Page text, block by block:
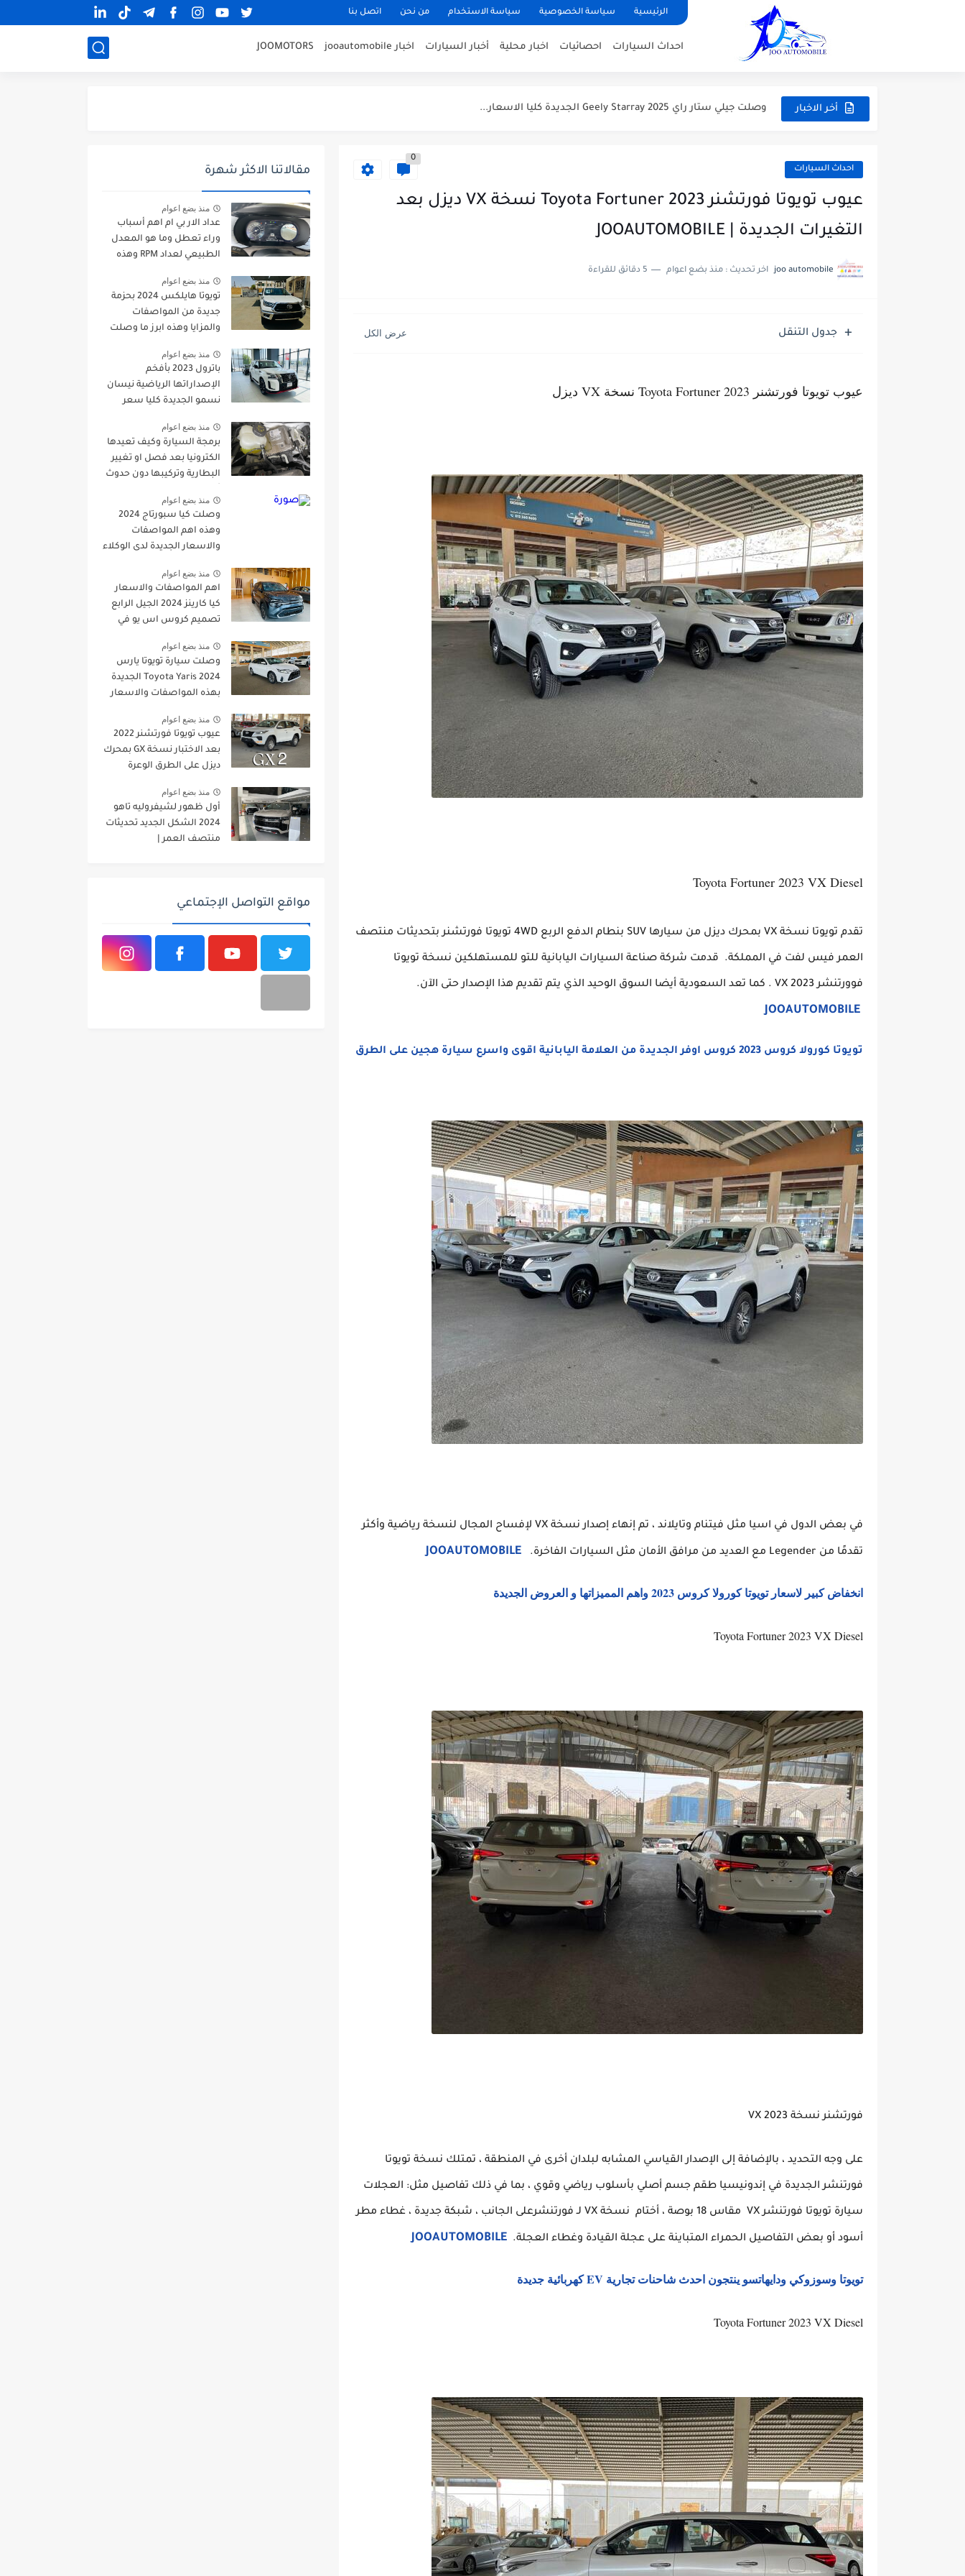
الرئيسية سياسة الخصوصية سياسة الاستخدام من نحن اتصل بنا
احداث السيارات احصائيات اخبار محلية أخبار السيارات اخبار jooautomobile JOOMOTORS
أخر الاخبار
سيارة سيدان جيلي امجراند 2026 Geely Emgrand اخر التحديثات بالاسعار...
فورد ايفرست 2025 Ford Everest الجديدة مع اهم الاختلافات والاسعار
سيارة جيلي جيومتري سي Geely Geometry C 2025 بالاسعار والمواصفات
جيلي توجيلا 2025 سيارة SUV بتصيم كوبية ونظام دفع رباعي...
سعر ومواصفات سيتروين C3 إيركروس 2025 السيارة العائلية كروس اوفر
احداث السيارات
0
عيوب تويوتا فورتشنر 2023 Toyota Fortuner نسخة VX ديزل بعد
التغيرات الجديدة | JOOAUTOMOBILE
joo automobile اخر تحديث : منذ بضع اعوام 5 دقائق للقراءة
جدول التنقل
عيوب تويوتا فورتشنر 2023 Toyota Fortuner نسخة VX ديزل
Toyota Fortuner 2023 VX Diesel
تقدم تويوتا نسخة VX بمحرك ديزل من سيارها SUV بنطام الدفع الربع 4WD تويوتا فورتشنر بتحديثات منتصف
العمر فيس لفت في المملكة. قدمت شركة صناعة السيارات اليابانية للتو للمستهلكين نسخة تويوتا
فوورتنشر VX 2023 . كما تعد السعودية أيضا السوق الوحيد الذي يتم تقديم هذا الإصدار حتى الآن.
JOOAUTOMOBILE
تويوتا كورولا كروس 2023 كروس اوفر الجديدة من العلامة اليابانية اقوى واسرع سيارة هجين على الطرق
في بعض الدول في اسيا مثل فيتنام وتايلاند ، تم إنهاء إصدار نسخة VX لإفساح المجال لنسخة رياضية وأكثر
تقدمًا من Legender مع العديد من مرافق الأمان مثل السيارات الفاخرة. JOOAUTOMOBILE
انخفاض كبير لاسعار تويوتا كورولا كروس 2023 واهم المميزاتها و العروض الجديدة
Toyota Fortuner 2023 VX Diesel
فورتشنر نسخة VX 2023
على وجه التحديد ، بالإضافة إلى الإصدار القياسي المشابه لبلدان أخرى في المنطقة ، تمتلك نسخة تويوتا
فورتنشر الجديدة في إندونيسيا طقم جسم أصلي بأسلوب رياضي وقوي ، بما في ذلك تفاصيل مثل: العجلات
سيارة تويوتا فورتنشر VX مقاس 18 بوصة ، أختام نسخة VX لـ فورتنشرعلى الجانب ، شبكة جديدة ، غطاء مطر
أسود أو بعض التفاصيل الحمراء المتباينة على عجلة القيادة وغطاء العجلة. JOOAUTOMOBILE
تويوتا وسوزوكي ودايهاتسو ينتجون احدث شاحنات تجارية EV كهربائية جديدة
Toyota Fortuner 2023 VX Diesel
مقالاتنا الاكثر شهرة
منذ بضع اعوام
عداد الار بي ام اهم أسباب
وراء تعطل وما هو المعدل
الطبيعي لعداد RPM وهذه
منذ بضع اعوام
تويوتا هايلكس 2024 بحزمة
جديدة من المواصفات
والمزايا وهذه ابرز ما وصلت
منذ بضع اعوام
باترول 2023 بأفخم
الإصداراتها الرياضية نيسان
نسمو الجديدة كليا سعر
JOOAUTOMOBILE
منذ بضع اعوام
برمجة السيارة وكيف تعيدها
الكترونيا بعد فصل او تغيير
البطارية وتركيبها دون حدوث
منذ بضع اعوام
وصلت كيا سبورتاج 2024
وهذه اهم المواصفات
والاسعار الجديدة لدى الوكلاء
منذ بضع اعوام
اهم المواصفات والاسعار
كيا كارينز 2024 الجيل الرابع
تصميم كروس اس يو في
منذ بضع اعوام
وصلت سيارة تويوتا يارس
2024 Toyota Yaris الجديدة
بهذه المواصفات والاسعار
منذ بضع اعوام
عيوب تويوتا فورتشنر 2022
بعد الاختبار نسخة GX بمحرك
ديزل على الطرق الوعرة
منذ بضع اعوام
أول ظهور لشيفروليه تاهو
2024 الشكل الجديد تحديثات
منتصف العمر |
مواقع التواصل الإجتماعي